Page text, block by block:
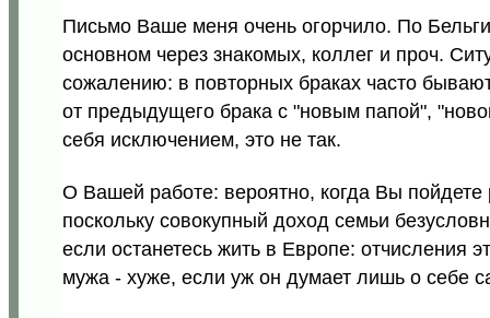
Письмо Ваше меня очень огорчило. По
основном через знакомых, коллег и проч.
сожалению: в повторных браках часто
от предыдущего брака с "новым папой",
себя исключением, это не так.
О Вашей работе: вероятно, когда Вы пойдете
поскольку совокупный доход семьи
если останетесь жить в Европе: отчисления
мужа - хуже, если уж он думает лишь о себе